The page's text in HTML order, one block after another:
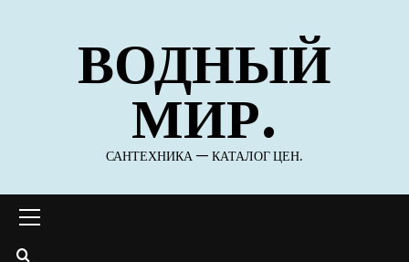
содержимомуВОДНЫЙ
МИР.
САНТЕХНИКА — КАТАЛОГ ЦЕН.
меню